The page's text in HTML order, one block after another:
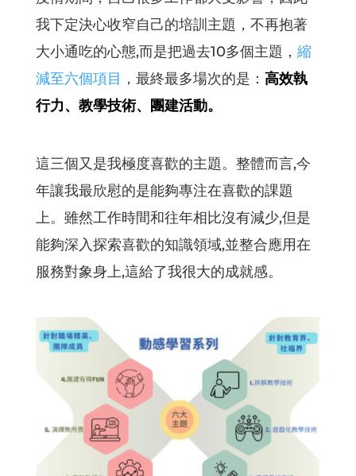
我下定決心收窄自己的培訓主題，不再抱著
大小通吃的心態,而是把過去10多個主題， 縮
減至六個項目 ，最終最多場次的是： 高效執
行力、教學技術、團建活動。
這三個又是我極度喜歡的主題。整體而言,今
年讓我最欣慰的是能夠專注在喜歡的課題
上。雖然工作時間和往年相比沒有減少,但是
能夠深入探索喜歡的知識領域,並整合應用在
服務對象身上,這給了我很大的成就感。